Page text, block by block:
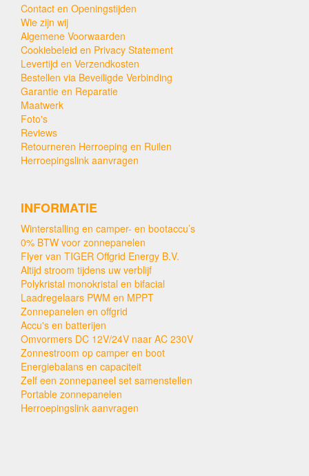
Contact en Openingstijden
Wie zijn wij
Algemene Voorwaarden
Cookiebeleid en Privacy Statement
Levertijd en Verzendkosten
Bestellen via Beveiligde Verbinding
Garantie en Reparatie
Maatwerk
Foto's
Reviews
Retourneren Herroeping en Ruilen
Herroepingslink aanvragen
INFORMATIE
Winterstalling en camper- en bootaccu’s
0% BTW voor zonnepanelen
Flyer van TIGER Offgrid Energy B.V.
Altijd stroom tijdens uw verblijf
Polykristal monokristal en bifacial
Laadregelaars PWM en MPPT
Zonnepanelen en offgrid
Accu's en batterijen
Omvormers DC 12V/24V naar AC 230V
Zonnestroom op camper en boot
Energiebalans en capaciteit
Zelf een zonnepaneel set samenstellen
Portable zonnepanelen
Herroepingslink aanvragen